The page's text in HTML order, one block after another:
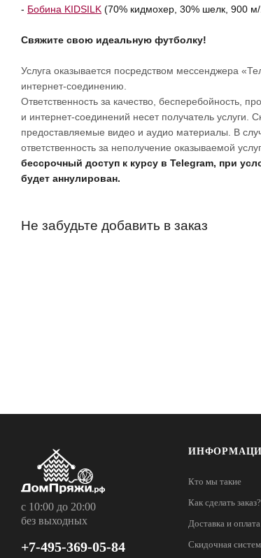
- Бобина KIDSILK (70% кидмохер, 30% шелк, 900
Свяжите свою идеальную футболку!
Услуга оказывается посредством мессенджера
интернет-соединению.
Ответственность за качество, бесперебойность,
и интернет-соединений несет получатель услуги.
предоставляемые видео и аудио материалы. В
ответственность за неполучение оказываемой
бессрочный доступ к курсу в Telegram, при
будет аннулирован.
Не забудьте добавить в заказ
с 10:00 до 20:00
без выходных
+7-495-369-05-84
Кто мы такие
Как сделать заказ?
Доставка и оплата
Скидочная